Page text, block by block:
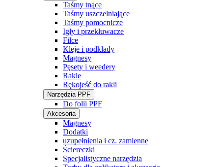
Taśmy tnące
Taśmy uszczelniające
Taśmy pomocnicze
Igły i przekłuwacze
Filce
Kleje i podkłady
Magnesy
Pęsety i weedery
Rakle
Rękojeść do rakli
Narzędzia PPF
Do folii PPF
Akcesoria
Magnesy
Dodatki
uzupełnienia i cz. zamienne
Ściereczki
Specjalistyczne narzędzia